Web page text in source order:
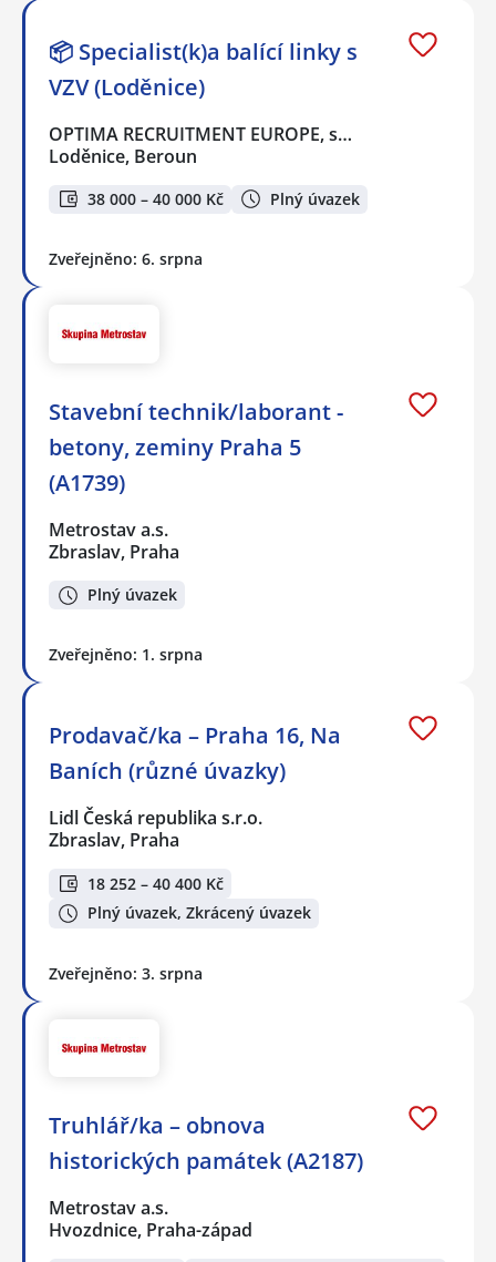
📦 Specialist(k)a balící linky s
VZV (Loděnice)
OPTIMA RECRUITMENT EUROPE, s…
Loděnice, Beroun
38 000 – 40 000 Kč Plný úvazek
Zveřejněno: 6. srpna
Stavební technik/laborant -
betony, zeminy Praha 5
(A1739)
Metrostav a.s.
Zbraslav, Praha
Plný úvazek
Zveřejněno: 1. srpna
Prodavač/ka – Praha 16, Na
Baních (různé úvazky)
Lidl Česká republika s.r.o.
Zbraslav, Praha
18 252 – 40 400 Kč
Plný úvazek, Zkrácený úvazek
Zveřejněno: 3. srpna
Truhlář/ka – obnova
historických památek (A2187)
Metrostav a.s.
Hvozdnice, Praha-západ